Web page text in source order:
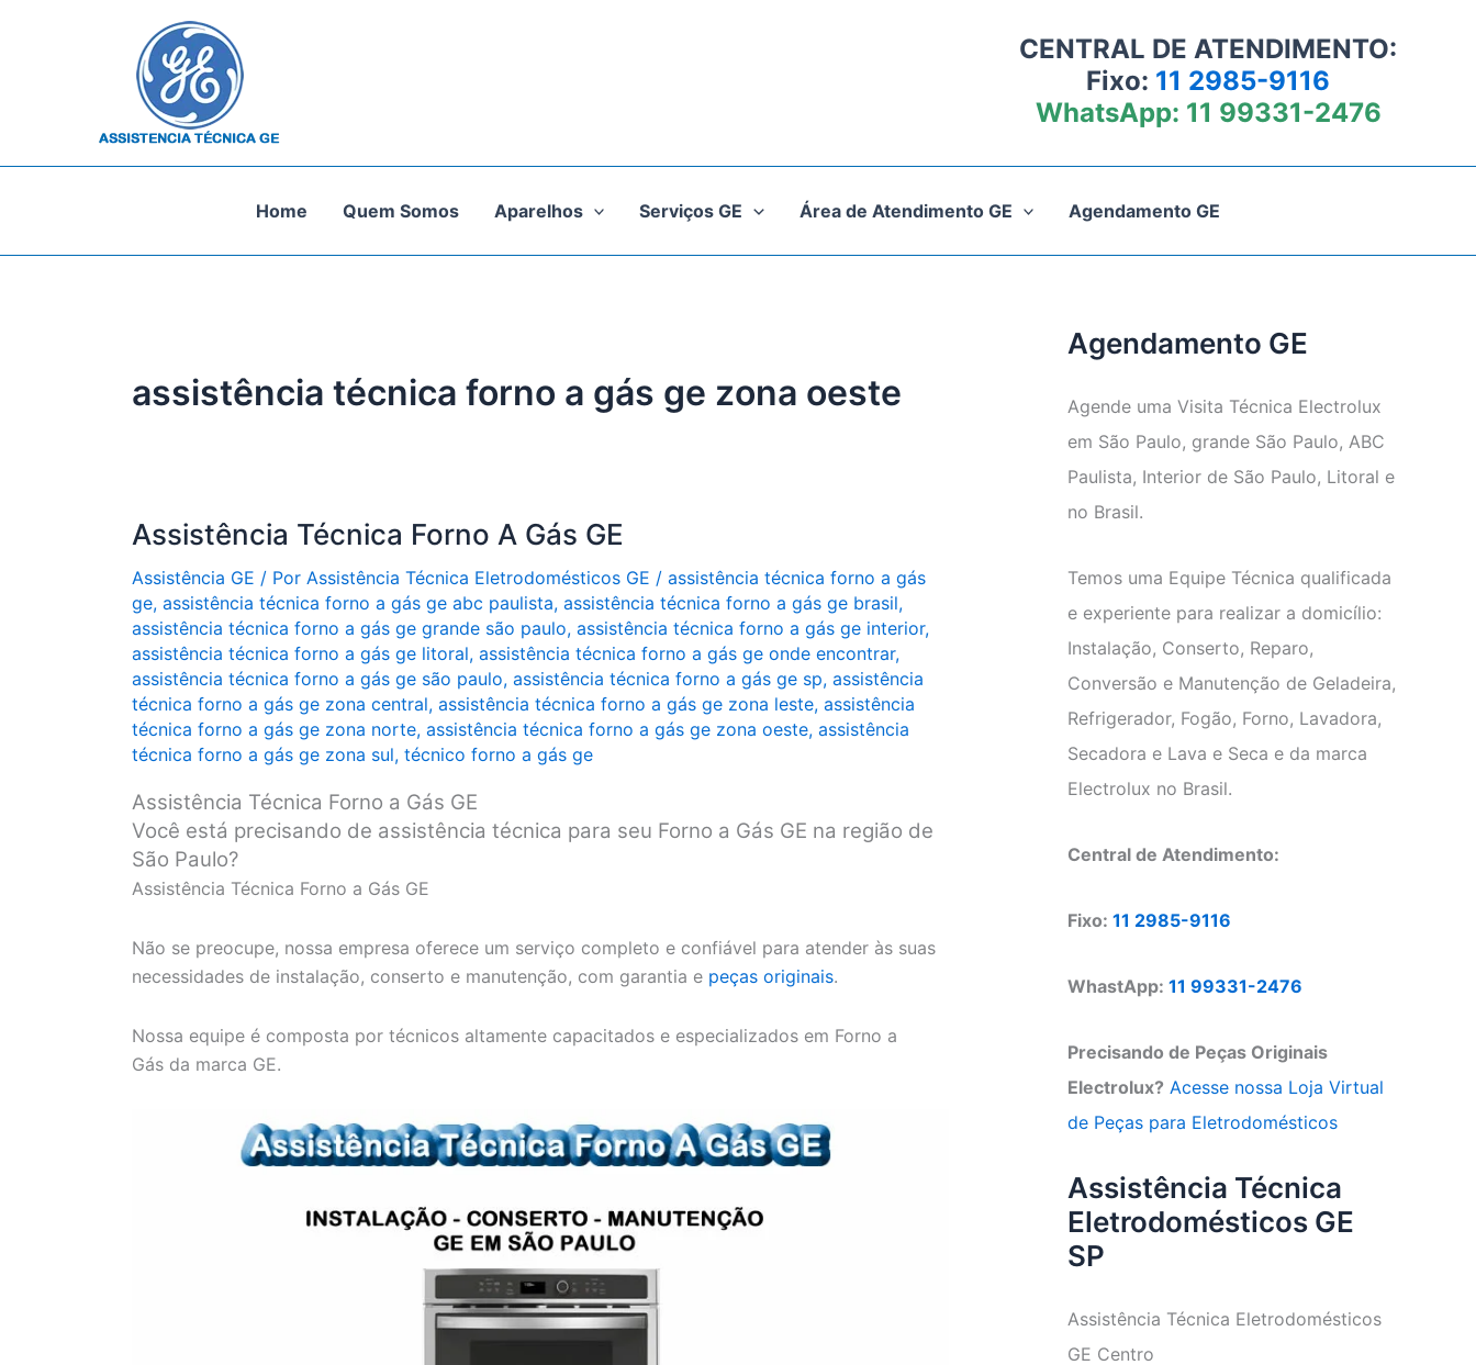
CENTRAL DE ATENDIMENTO:
Fixo: 11 2985-9116
WhatsApp: 11 99331-2476
Home Quem Somos Aparelhos Serviços GE Área de Atendimento GE Agendamento GE
assistência técnica forno a gás ge zona oeste
Assistência Técnica Forno A Gás GE
Assistência GE / Por Assistência Técnica Eletrodomésticos GE / assistência técnica forno a gás
ge, assistência técnica forno a gás ge abc paulista, assistência técnica forno a gás ge brasil,
assistência técnica forno a gás ge grande são paulo, assistência técnica forno a gás ge interior,
assistência técnica forno a gás ge litoral, assistência técnica forno a gás ge onde encontrar,
assistência técnica forno a gás ge são paulo, assistência técnica forno a gás ge sp, assistência
técnica forno a gás ge zona central, assistência técnica forno a gás ge zona leste, assistência
técnica forno a gás ge zona norte, assistência técnica forno a gás ge zona oeste, assistência
técnica forno a gás ge zona sul, técnico forno a gás ge
Assistência Técnica Forno a Gás GE
Você está precisando de assistência técnica para seu Forno a Gás GE na região de
São Paulo?
Assistência Técnica Forno a Gás GE
Não se preocupe, nossa empresa oferece um serviço completo e confiável para atender às suas
necessidades de instalação, conserto e manutenção, com garantia e peças originais.
Nossa equipe é composta por técnicos altamente capacitados e especializados em Forno a
Gás da marca GE.
Agendamento GE
Agende uma Visita Técnica Electrolux
em São Paulo, grande São Paulo, ABC
Paulista, Interior de São Paulo, Litoral e
no Brasil.
Temos uma Equipe Técnica qualificada
e experiente para realizar a domicílio:
Instalação, Conserto, Reparo,
Conversão e Manutenção de Geladeira,
Refrigerador, Fogão, Forno, Lavadora,
Secadora e Lava e Seca e da marca
Electrolux no Brasil.
Central de Atendimento:
Fixo: 11 2985-9116
WhastApp: 11 99331-2476
Precisando de Peças Originais
Electrolux? Acesse nossa Loja Virtual
de Peças para Eletrodomésticos
Assistência Técnica
Eletrodomésticos GE
SP
Assistência Técnica Eletrodomésticos
GE Centro